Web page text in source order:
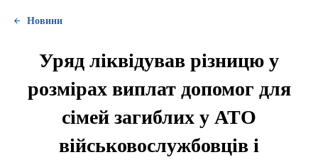
Новини
Уряд ліквідував різницю у
розмірах виплат допомог для
сімей загиблих у АТО
військовослужбовців і